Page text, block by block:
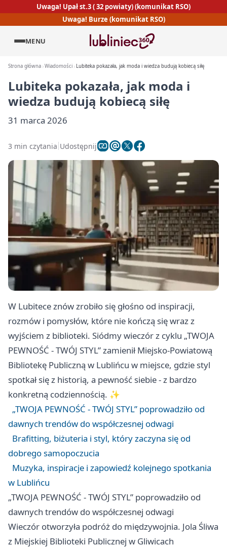
Uwaga! Upał st.3 ( 32 powiaty) (komunikat RSO)
Uwaga! Burze (komunikat RSO)
MENU
Strona główna Wiadomości Lubiteka pokazała, jak moda i wiedza budują kobiecą siłę
Lubiteka pokazała, jak moda i
wiedza budują kobiecą siłę
31 marca 2026
3 min czytania Udostępnij
W Lubitece znów zrobiło się głośno od inspiracji,
rozmów i pomysłów, które nie kończą się wraz z
wyjściem z biblioteki. Siódmy wieczór z cyklu „TWOJA
PEWNOŚĆ - TWÓJ STYL” zamienił Miejsko-Powiatową
Bibliotekę Publiczną w Lublińcu w miejsce, gdzie styl
spotkał się z historią, a pewność siebie - z bardzo
konkretną codziennością. ✨
„TWOJA PEWNOŚĆ - TWÓJ STYL” poprowadziło od
dawnych trendów do współczesnej odwagi
Brafitting, biżuteria i styl, który zaczyna się od
dobrego samopoczucia
Muzyka, inspiracje i zapowiedź kolejnego spotkania
w Lublińcu
„TWOJA PEWNOŚĆ - TWÓJ STYL” poprowadziło od
dawnych trendów do współczesnej odwagi
Wieczór otworzyła podróż do międzywojnia. Jola Śliwa
z Miejskiej Biblioteki Publicznej w Gliwicach